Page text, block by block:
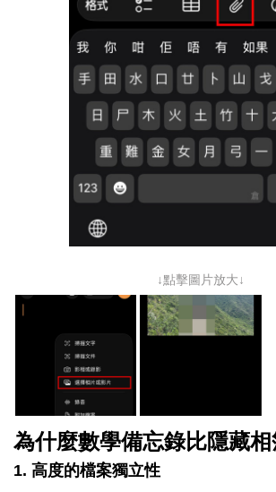
↓點擊圖片放大↓
為什麼數學備忘錄比隱藏相
1. 高度的檔案獨立性